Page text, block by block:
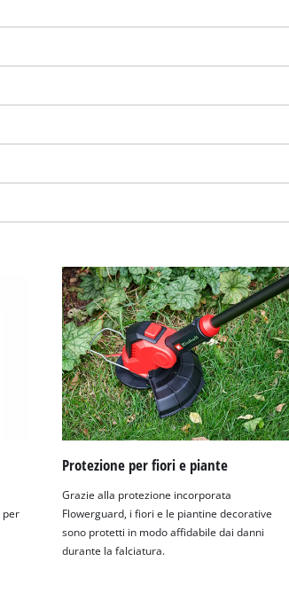
il servizio Google Maps !
CMP to add this content
of technologies used.
Usercentrics Consent
Platform
per
Protezione per fiori e piante
Grazie alla protezione incorporata
Flowerguard, i fiori e le piantine decorative
sono protetti in modo affidabile dai danni
durante la falciatura.